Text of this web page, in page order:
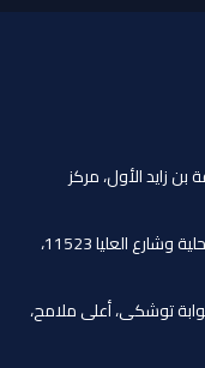
زايد الأول، مركز
الرياض، أبراج العليا، تقاطع شارع التحلية وشارع العليا 11523،
توشكى، أعلى ملامح،